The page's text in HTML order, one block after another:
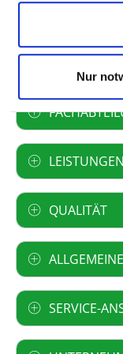
Nur
Art des
QUALITÄT
SERVICE-